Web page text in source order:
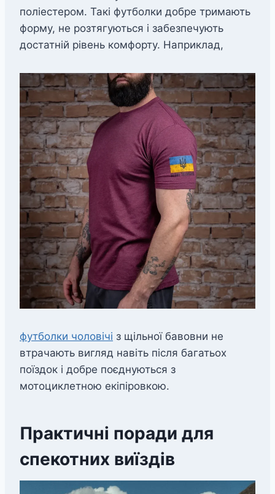
поліестером. Такі футболки добре тримають
форму, не розтягуються і забезпечують
достатній рівень комфорту. Наприклад,
футболки чоловічі з щільної бавовни не
втрачають вигляд навіть після багатьох
поїздок і добре поєднуються з
мотоциклетною екіпіровкою.
Практичні поради для
спекотних виїздів